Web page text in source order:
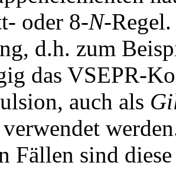
oder 8-N-
d.h. zum
das VSEPR-
auch als
Fällen sind